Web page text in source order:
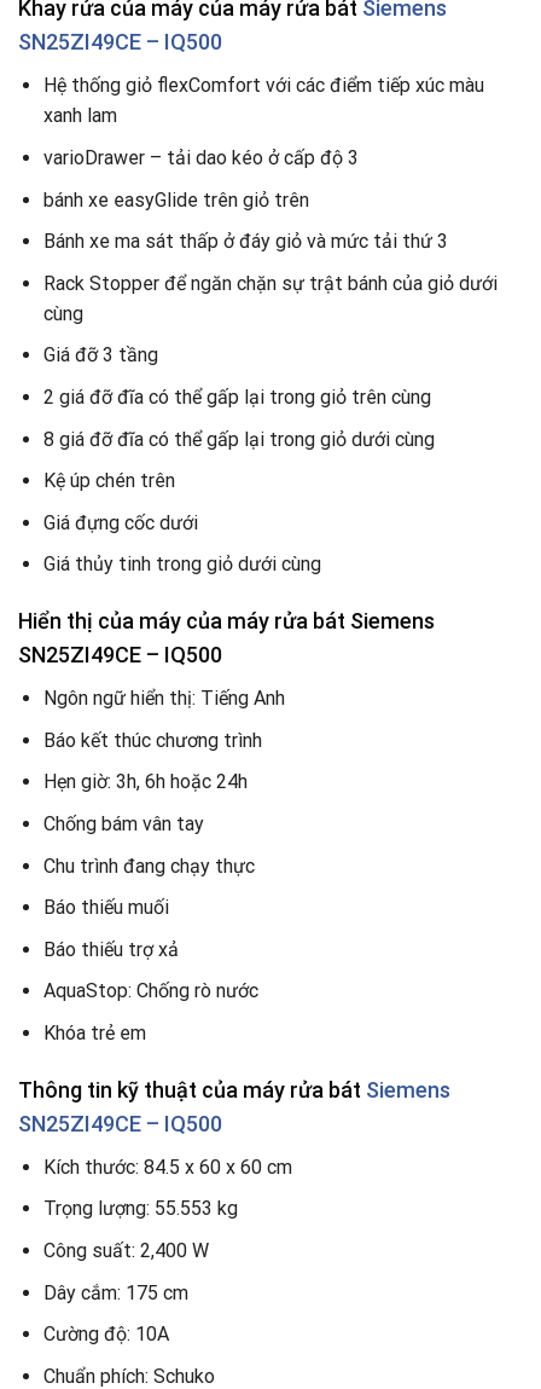
Khay rửa của máy của máy rửa bát Siemens
SN25ZI49CE – IQ500
Hệ thống giỏ flexComfort với các điểm tiếp xúc màu
xanh lam
varioDrawer – tải dao kéo ở cấp độ 3
bánh xe easyGlide trên giỏ trên
Bánh xe ma sát thấp ở đáy giỏ và mức tải thứ 3
Rack Stopper để ngăn chặn sự trật bánh của giỏ dưới
cùng
Giá đỡ 3 tầng
2 giá đỡ đĩa có thể gấp lại trong giỏ trên cùng
8 giá đỡ đĩa có thể gấp lại trong giỏ dưới cùng
Kệ úp chén trên
Giá đựng cốc dưới
Giá thủy tinh trong giỏ dưới cùng
Hiển thị của máy của máy rửa bát Siemens
SN25ZI49CE – IQ500
Ngôn ngữ hiển thị: Tiếng Anh
Báo kết thúc chương trình
Hẹn giờ: 3h, 6h hoặc 24h
Chống bám vân tay
Chu trình đang chạy thực
Báo thiếu muối
Báo thiếu trợ xả
AquaStop: Chống rò nước
Khóa trẻ em
Thông tin kỹ thuật của máy rửa bát Siemens
SN25ZI49CE – IQ500
Kích thước: 84.5 x 60 x 60 cm
Trọng lượng: 55.553 kg
Công suất: 2,400 W
Dây cắm: 175 cm
Cường độ: 10A
Chuẩn phích: Schuko